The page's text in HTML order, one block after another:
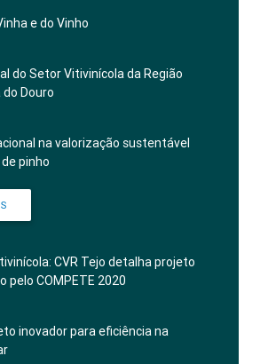
e do Vinho
do Setor Vitivinícola da Região
Douro
na valorização sustentável
pinho
CVR Tejo detalha projeto
pelo COMPETE 2020
inovador para eficiência na